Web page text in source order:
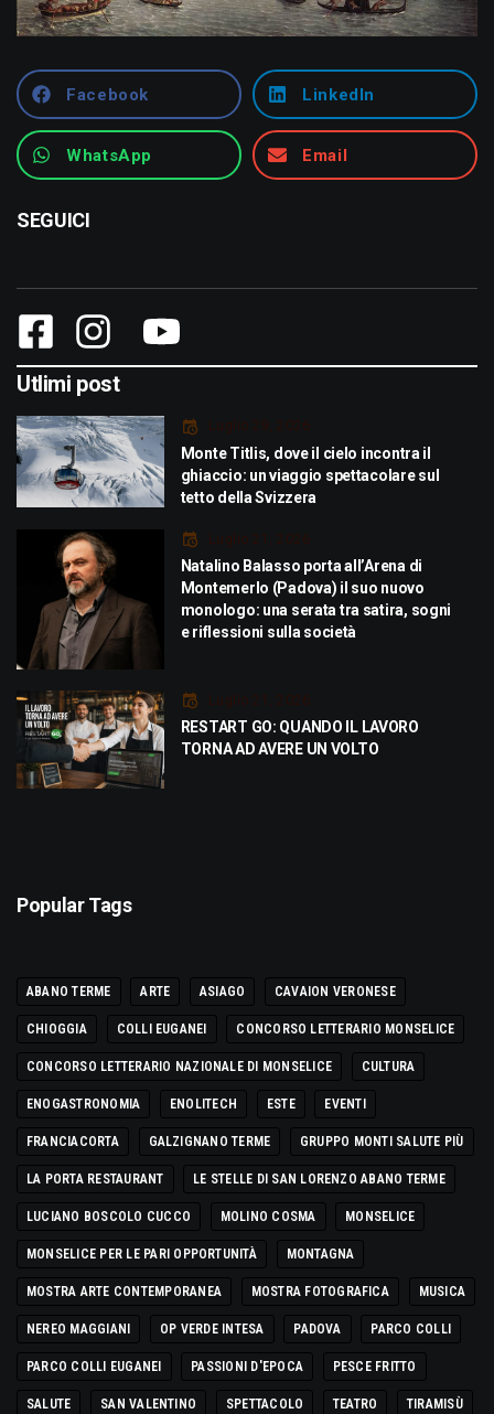
Facebook LinkedIn
WhatsApp Email
SEGUICI
Utlimi post
Luglio 29, 2026
Monte Titlis, dove il cielo incontra il
ghiaccio: un viaggio spettacolare sul
tetto della Svizzera
Luglio 21, 2026
Natalino Balasso porta all’Arena di
Montemerlo (Padova) il suo nuovo
monologo: una serata tra satira, sogni
e riflessioni sulla società
Luglio 21, 2026
RESTART GO: QUANDO IL LAVORO
TORNA AD AVERE UN VOLTO
Popular Tags
ABANO TERME ARTE ASIAGO CAVAION VERONESE
CHIOGGIA COLLI EUGANEI CONCORSO LETTERARIO MONSELICE
CONCORSO LETTERARIO NAZIONALE DI MONSELICE CULTURA
ENOGASTRONOMIA ENOLITECH ESTE EVENTI
FRANCIACORTA GALZIGNANO TERME GRUPPO MONTI SALUTE PIÙ
LA PORTA RESTAURANT LE STELLE DI SAN LORENZO ABANO TERME
LUCIANO BOSCOLO CUCCO MOLINO COSMA MONSELICE
MONSELICE PER LE PARI OPPORTUNITÀ MONTAGNA
MOSTRA ARTE CONTEMPORANEA MOSTRA FOTOGRAFICA MUSICA
NEREO MAGGIANI OP VERDE INTESA PADOVA PARCO COLLI
PARCO COLLI EUGANEI PASSIONI D'EPOCA PESCE FRITTO
SALUTE SAN VALENTINO SPETTACOLO TEATRO TIRAMISÙ